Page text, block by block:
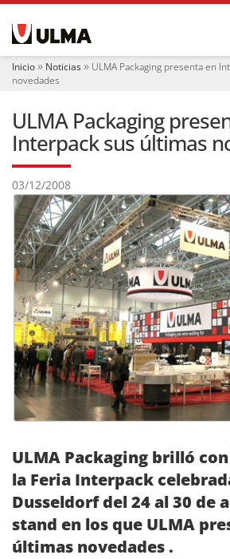
e Inicio Noticias
ULMA Packaging presenta en
novedades
ULMA Packaging
Interpack sus últimas
03/12/2008
ULMA Packaging brilló
la Feria Interpack
Dusseldorf del 24 al 30 de
stand en los que ULMA
últimas novedades .